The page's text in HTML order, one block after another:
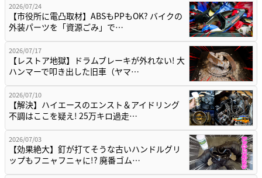
2026/07/24
【市役所に電凸取材】ABSもPPもOK? バイクの
外装パーツを「資源ごみ」で…
2026/07/17
【レストア地獄】ドラムブレーキが外れない! 大
ハンマーで叩き出した旧車（ヤマ…
2026/07/10
【解決】ハイエースのエンスト＆アイドリング
不調はここを疑え! 25万キロ過走…
2026/07/03
【効果絶大】釘が打てそうな古いハンドルグリ
ップもフニャフニャに!? 廃番ゴム…